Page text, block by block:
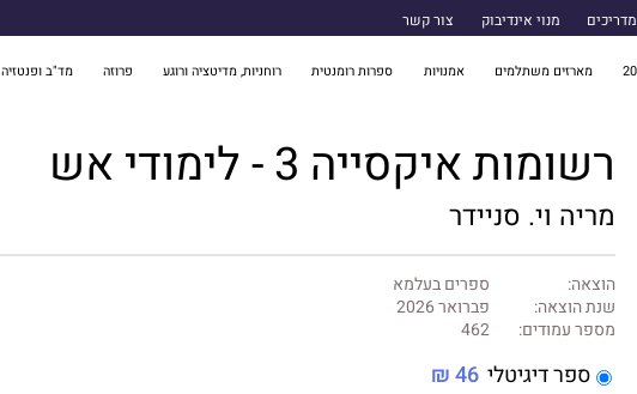
מדריכים מנוי אינדיבוק צור קשר
מארזים משתלמים אמנויות ספרות רומנטית רוחניות, מדיטציה ורוגע פרוזה מד"ב ופנטזיה
רשומות איקסייה 3 - לימודי אש
מריה וי. סניידר
הוצאה:
ספרים בעלמא
שנת הוצאה:
פברואר 2026
מספר עמודים:
462
ספר דיגיטלי 46 ₪